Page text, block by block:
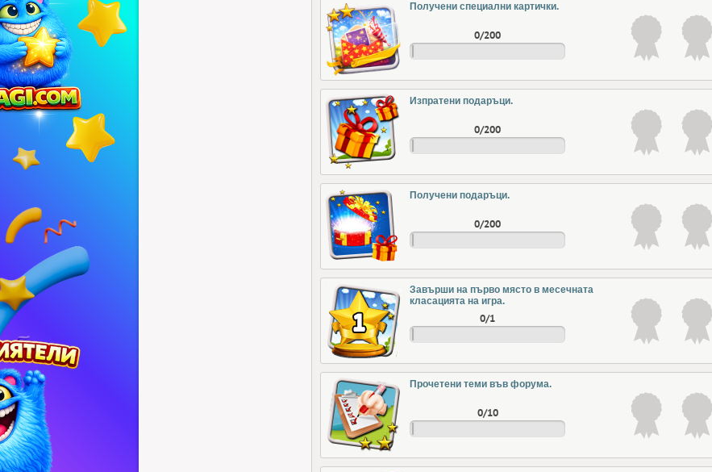
Получени специални картички.
0/200
Изпратени подаръци.
0/200
Получени подаръци.
0/200
Завърши на първо място в месечната
класацията на игра.
0/1
Прочетени теми във форума.
0/10